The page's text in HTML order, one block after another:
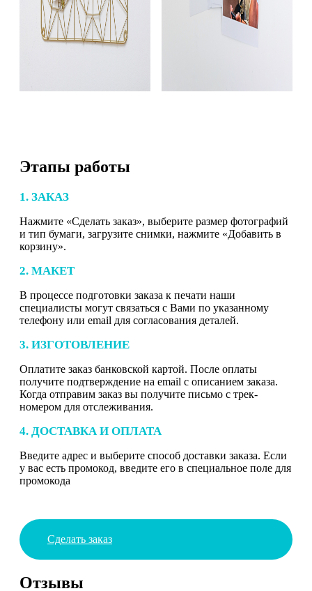
Этапы работы
1. ЗАКАЗ
Нажмите «Сделать заказ», выберите размер фотографий
и тип бумаги, загрузите снимки, нажмите «Добавить в
корзину».
2. МАКЕТ
В процессе подготовки заказа к печати наши
специалисты могут связаться с Вами по указанному
телефону или email для согласования деталей.
3. ИЗГОТОВЛЕНИЕ
Оплатите заказ банковской картой. После оплаты
получите подтверждение на email с описанием заказа.
Когда отправим заказ вы получите письмо с трек-
номером для отслеживания.
4. ДОСТАВКА И ОПЛАТА
Введите адрес и выберите способ доставки заказа. Если
у вас есть промокод, введите его в специальное поле для
промокода
Сделать заказ
Отзывы